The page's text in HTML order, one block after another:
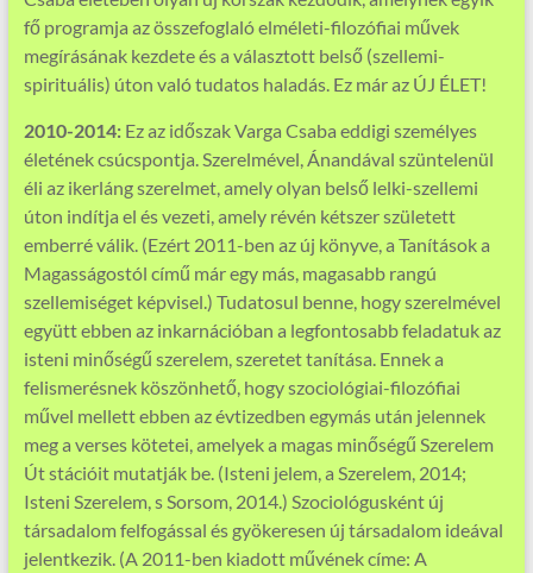
fő programja az összefoglaló elméleti-filozófiai művek
megírásának kezdete és a választott belső (szellemi-
spirituális) úton való tudatos haladás. Ez már az ÚJ ÉLET!
2010-2014:Ez az időszak Varga Csaba eddigi személyes
életének csúcspontja. Szerelmével, Ánandával szüntelenül
éli az ikerláng szerelmet, amely olyan belső lelki-szellemi
úton indítja el és vezeti, amely révén kétszer született
emberré válik. (Ezért 2011-ben az új könyve, a Tanítások a
Magasságostól című már egy más, magasabb rangú
szellemiséget képvisel.) Tudatosul benne, hogy szerelmével
együtt ebben az inkarnációban a legfontosabb feladatuk az
isteni minőségű szerelem, szeretet tanítása. Ennek a
felismerésnek köszönhető, hogy szociológiai-filozófiai
művel mellett ebben az évtizedben egymás után jelennek
meg a verses kötetei, amelyek a magas minőségű Szerelem
Út stációit mutatják be. (Isteni jelem, a Szerelem, 2014;
Isteni Szerelem, s Sorsom, 2014.) Szociológusként új
társadalom felfogással és gyökeresen új társadalom ideával
jelentkezik. (A 2011-ben kiadott művének címe: A